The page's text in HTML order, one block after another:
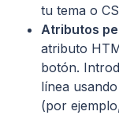
tu tema o
Atributos
atributo
botón.
línea
(por